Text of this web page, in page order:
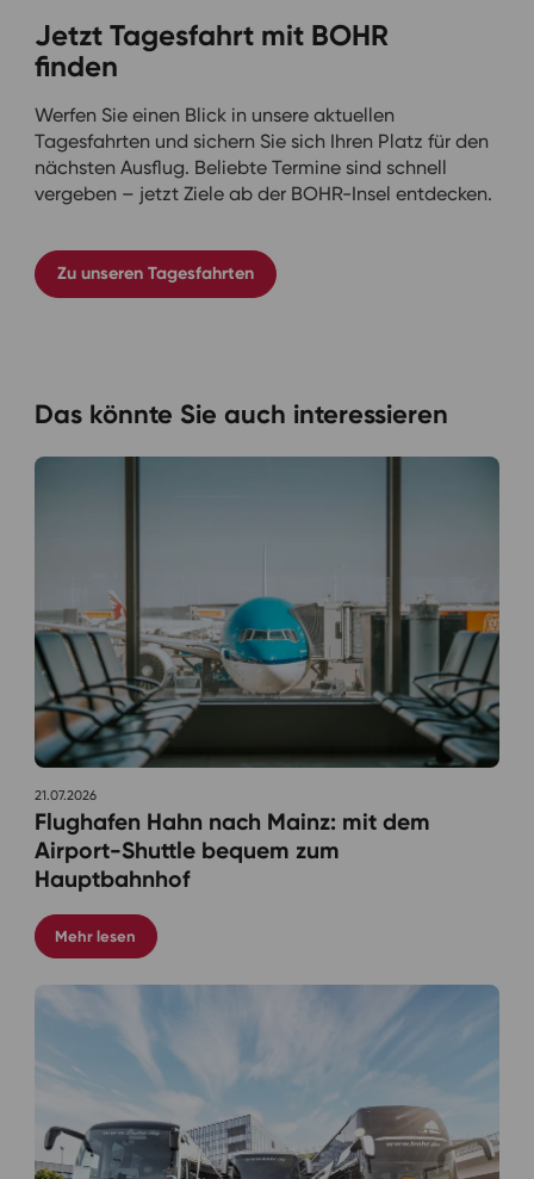
Jetzt Tagesfahrt mit BOHR
finden
Werfen Sie einen Blick in unsere aktuellen
Tagesfahrten und sichern Sie sich Ihren Platz für den
nächsten Ausflug. Beliebte Termine sind schnell
vergeben – jetzt Ziele ab der BOHR-Insel entdecken.
Zu unseren Tagesfahrten
Das könnte Sie auch interessieren
21.07.2026
Flughafen Hahn nach Mainz: mit dem
Airport-Shuttle bequem zum
Hauptbahnhof
Mehr lesen